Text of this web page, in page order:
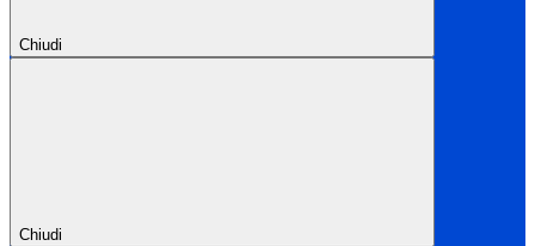
Chiudi
Chiudi